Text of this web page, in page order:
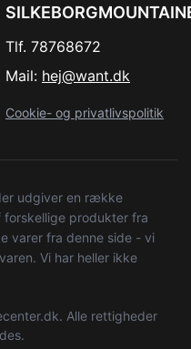
Tlf. 78768672
Mail: hej@want.dk
Cookie- og privatlivspolitik
udgiver en række
produkter fra
varer fra denne side - vi
Vi har heller ikke
Alle rettigheder